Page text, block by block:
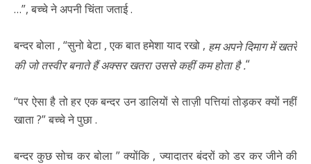
…”, बच्चे ने अपनी चिंता जताई .
बन्दर बोला , “सुनो बेटा , एक बात हमेशा याद रखो , हम अपने दिमाग में खतरे
की जो तस्वीर बनाते हैं अक्सर खतरा उससे कहीं कम होता है .“
“पर ऐसा है तो हर एक बन्दर उन डालियों से ताज़ी पत्तियां तोड़कर क्यों नहीं
खाता ?” बच्चे ने पुछा .
बन्दर कुछ सोच कर बोला ” क्योंकि , ज्यादातर बंदरों को डर कर जीने की